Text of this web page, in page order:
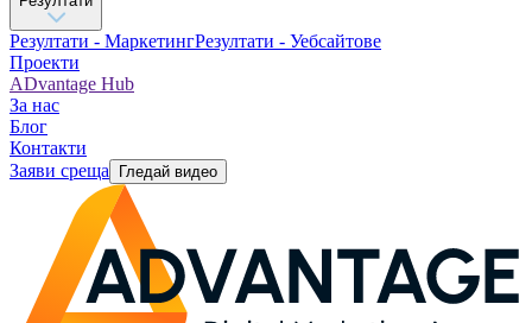
Резултати - МаркетингРезултати - Уебсайтове
Проекти
ADvantage Hub
За нас
Блог
Контакти
Заяви среща
Гледай видео